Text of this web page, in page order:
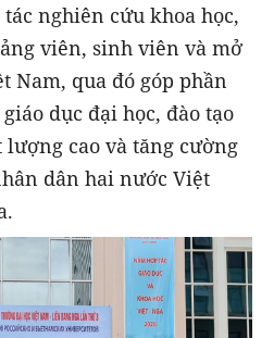
nghiên cứu khoa học,
viên, sinh viên và mở
Nam, qua đó góp phần
dục đại học, đào tạo
cao và tăng cường
dân hai nước Việt